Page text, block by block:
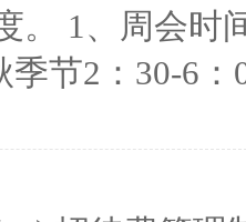
。 1、周会时
季节2：30-6